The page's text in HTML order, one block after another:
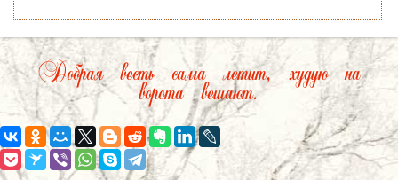
Добрая весть сама летит, худую на
ворота вешают.